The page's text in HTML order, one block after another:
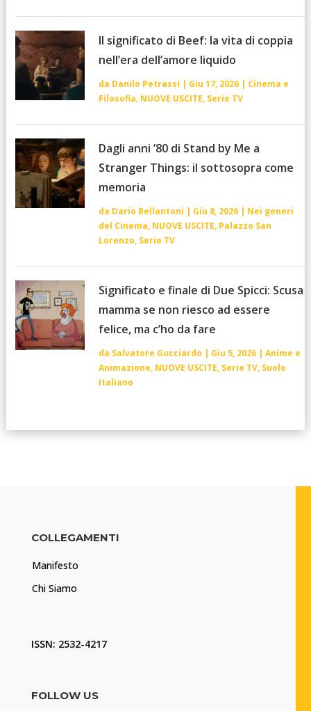
Il significato di Beef: la vita di coppia
nell’era dell’amore liquido
da Danilo Petrassi | Giu 17, 2026| Cinema e
Filosofia, NUOVE USCITE, Serie TV
Dagli anni ’80 di Stand by Me a
Stranger Things: il sottosopra come
memoria
da Dario Bellantoni | Giu 8, 2026| Nei generi
del Cinema, NUOVE USCITE, Palazzo San
Lorenzo, Serie TV
Significato e finale di Due Spicci: Scusa
mamma se non riesco ad essere
felice, ma c’ho da fare
da Salvatore Gucciardo | Giu 5, 2026| Anime e
Animazione, NUOVE USCITE, Serie TV, Suolo
Italiano
COLLEGAMENTI
Manifesto
Chi Siamo
ISSN: 2532-4217
FOLLOW US